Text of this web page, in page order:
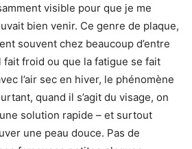
visible pour que je me
bien venir. Ce genre de plaque,
souvent chez beaucoup d’entre
fait froid ou que la fatigue se fait
l’air sec en hiver, le phénomène
quand il s’agit du visage, on
solution rapide – et surtout
une peau douce. Pas de